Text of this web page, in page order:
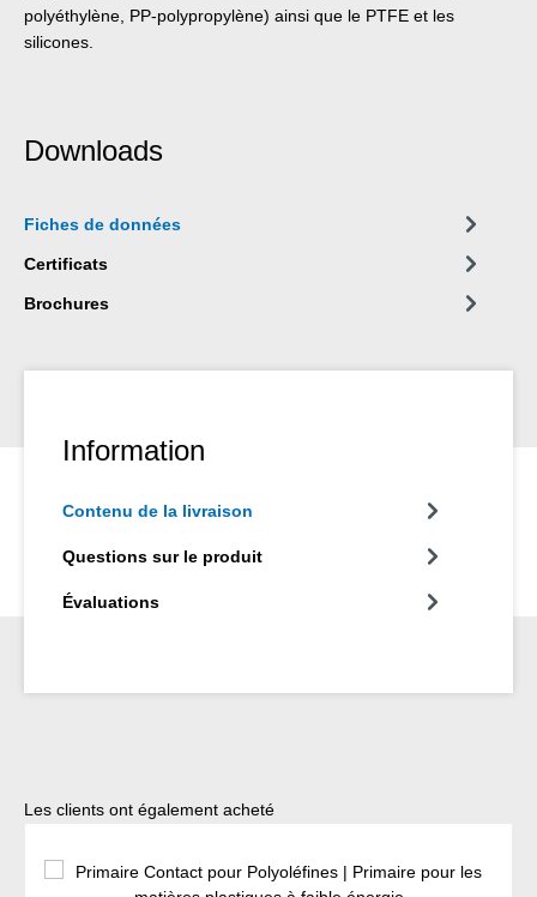
polyéthylène, PP-polypropylène) ainsi que le PTFE et les
silicones.
Downloads
Fiches de données
Certificats
Brochures
Information
Contenu de la livraison
Questions sur le produit
Évaluations
Ignorer la galerie de produits
Les clients ont également acheté